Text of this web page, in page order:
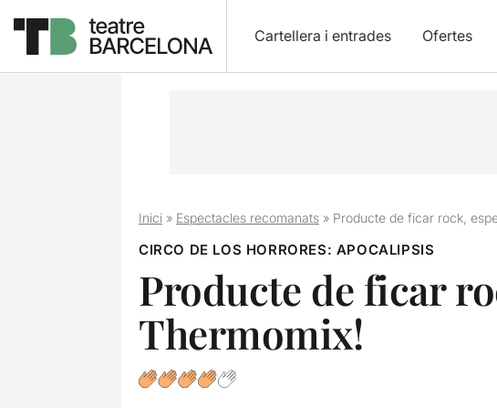
Cartellera i entrades Ofertes
Inici» Espectacles recomanats» Producte de ficar rock,
CIRCO DE LOS HORRORES: APOCALIPSIS
Producte de ficar
Thermomix!